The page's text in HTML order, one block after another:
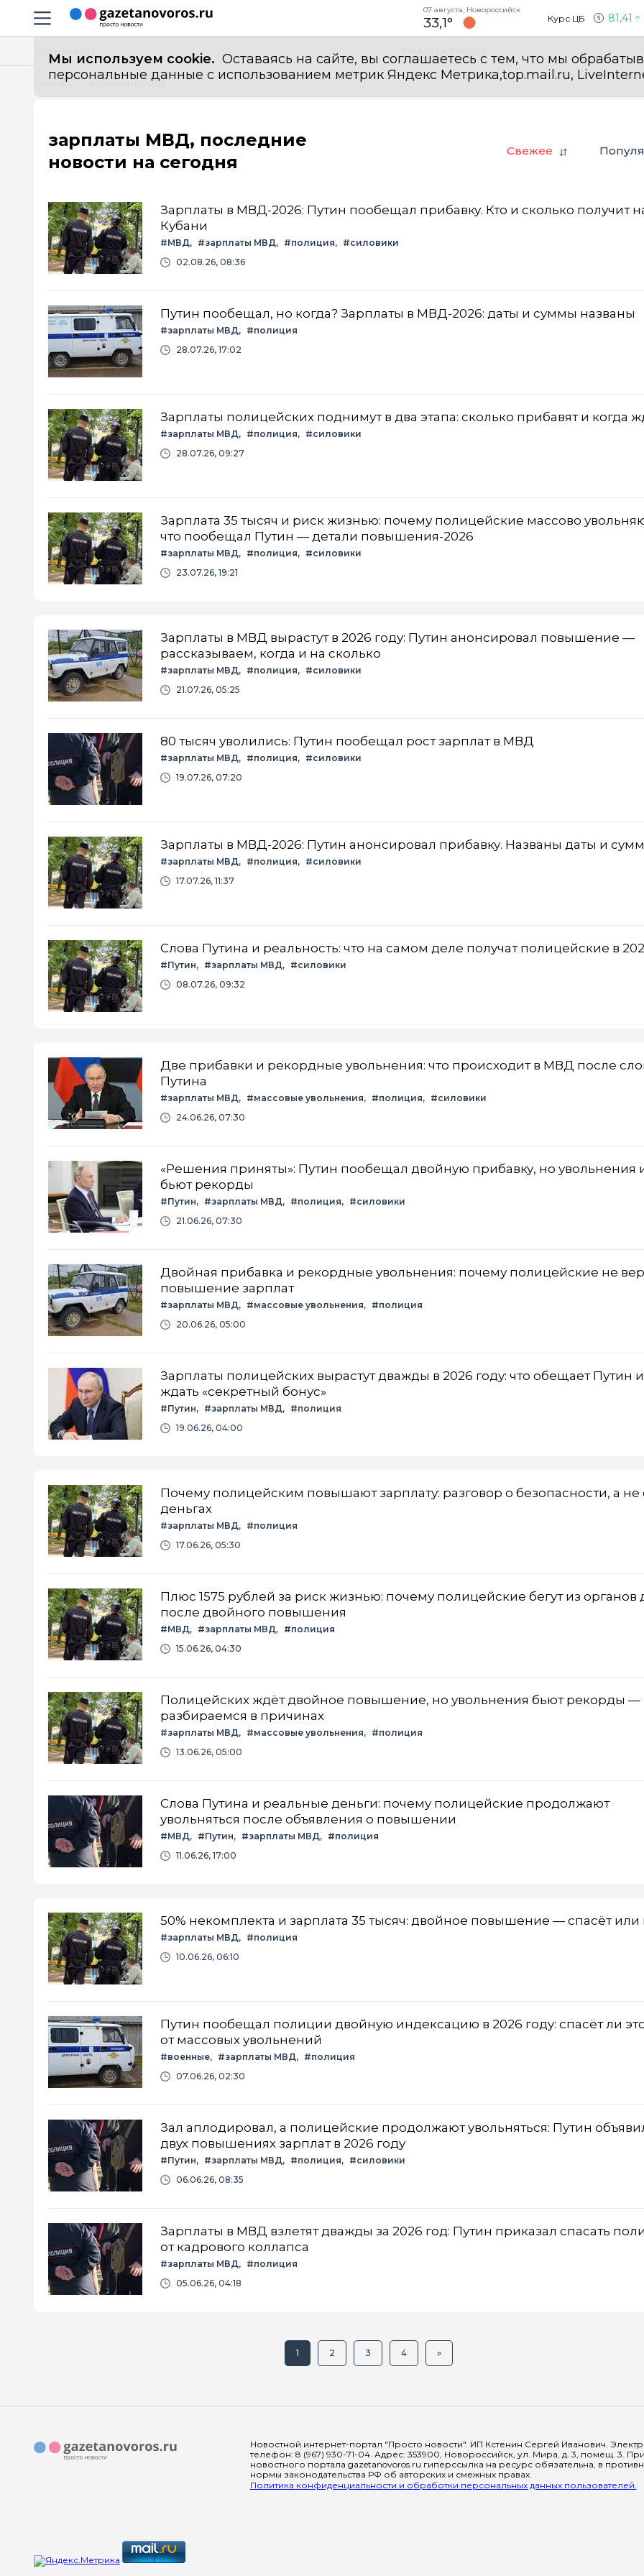
Навигация сайта
07 августа, Новороссийск
33,1° Курс ЦБ 81,41
Мы используем cookie. Оставаясь на сайте, вы соглашаетесь с тем, что мы
персональные данные с использованием метрик Яндекс Метрика,top.mail.ru,
Главная # зарплаты МВД
зарплаты МВД, последние
новости на сегодня
Свежее
Зарплаты в МВД-2026: Путин пообещал прибавку. Кто и сколько получит
Кубани
#МВД #зарплаты МВД #полиция
#силовики
02.08.26, 08:36
Путин пообещал, но когда? Зарплаты в МВД-2026: даты и суммы названы
#зарплаты МВД
#полиция
28.07.26, 17:02
Зарплаты полицейских поднимут в два этапа: сколько прибавят и когда
#зарплаты МВД #полиция
#силовики
28.07.26, 09:27
Зарплата 35 тысяч и риск жизнью: почему полицейские массово
что пообещал Путин — детали повышения-2026
#зарплаты МВД #полиция
#силовики
23.07.26, 19:21
Зарплаты в МВД вырастут в 2026 году: Путин анонсировал повышение —
рассказываем, когда и на сколько
#зарплаты МВД #полиция
#силовики
21.07.26, 05:25
80 тысяч уволились: Путин пообещал рост зарплат в МВД
#зарплаты МВД #полиция
#силовики
19.07.26, 07:20
Зарплаты в МВД-2026: Путин анонсировал прибавку. Названы даты и
#зарплаты МВД #полиция
#силовики
17.07.26, 11:37
Слова Путина и реальность: что на самом деле получат полицейские в
#Путин #зарплаты МВД
#силовики
08.07.26, 09:32
Две прибавки и рекордные увольнения: что происходит в МВД после
Путина
#зарплаты МВД #массовые увольнения #полиция
#силовики
24.06.26, 07:30
«Решения приняты»: Путин пообещал двойную прибавку, но увольнения
бьют рекорды
#Путин #зарплаты МВД #полиция
#силовики
21.06.26, 07:30
Двойная прибавка и рекордные увольнения: почему полицейские не
повышение зарплат
#зарплаты МВД #массовые увольнения
#полиция
20.06.26, 05:00
Зарплаты полицейских вырастут дважды в 2026 году: что обещает Путин
ждать «секретный бонус»
#Путин #зарплаты МВД
#полиция
19.06.26, 04:00
Почему полицейским повышают зарплату: разговор о безопасности, а не
деньгах
#зарплаты МВД
#полиция
17.06.26, 05:30
Плюс 1575 рублей за риск жизнью: почему полицейские бегут из органов
после двойного повышения
#МВД #зарплаты МВД
#полиция
15.06.26, 04:30
Полицейских ждёт двойное повышение, но увольнения бьют рекорды —
разбираемся в причинах
#зарплаты МВД #массовые увольнения
#полиция
13.06.26, 05:00
Слова Путина и реальные деньги: почему полицейские продолжают
увольняться после объявления о повышении
#МВД #Путин #зарплаты МВД
#полиция
11.06.26, 17:00
50% некомплекта и зарплата 35 тысяч: двойное повышение — спасёт или
#зарплаты МВД
#полиция
10.06.26, 06:10
Путин пообещал полиции двойную индексацию в 2026 году: спасёт ли
от массовых увольнений
#военные #зарплаты МВД
#полиция
07.06.26, 02:30
Зал аплодировал, а полицейские продолжают увольняться: Путин
двух повышениях зарплат в 2026 году
#Путин #зарплаты МВД #полиция
#силовики
06.06.26, 08:35
Зарплаты в МВД взлетят дважды за 2026 год: Путин приказал спасать
от кадрового коллапса
#зарплаты МВД
#полиция
05.06.26, 04:18
1 2 3 4 »
Новостной интернет-портал "Просто новости". ИП Кстенин Сергей Иванович.
телефон: 8 (967) 930-71-04. Адрес: 353900, Новороссийск, ул. Мира, д. 3, помещ. 3.
новостного портала gazetanovoros.ru гиперссылка на ресурс обязательна, в
нормы законодательства РФ об авторских и смежных правах.
Политика конфиденциальности и обработки персональных данных пользователей.